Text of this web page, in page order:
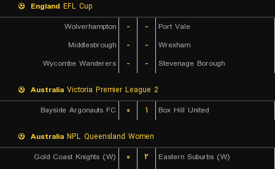
England EFL Cup
Wolverhampton
- -
Port Vale
Middlesbrough
- -
Wrexham
Wycombe Wanderers
- - Stevenage Borough
Australia Victoria Premier League 2
Bayside Argonauts FC
۰ ۱ Box Hill United
Australia NPL Queensland Women
Gold Coast Knights (W)
۰ ۲
Eastern Suburbs (W)